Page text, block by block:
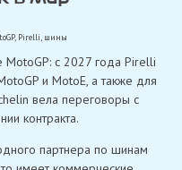
, Pirelli, шины
с 2027 года Pirelli
и MotoE, а также для
вела переговоры с
контракта.
партнера по шинам